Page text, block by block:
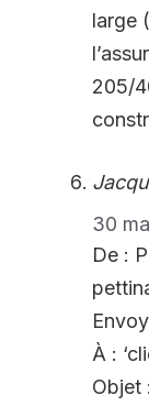
large
205/
30
De :
À :
Objet